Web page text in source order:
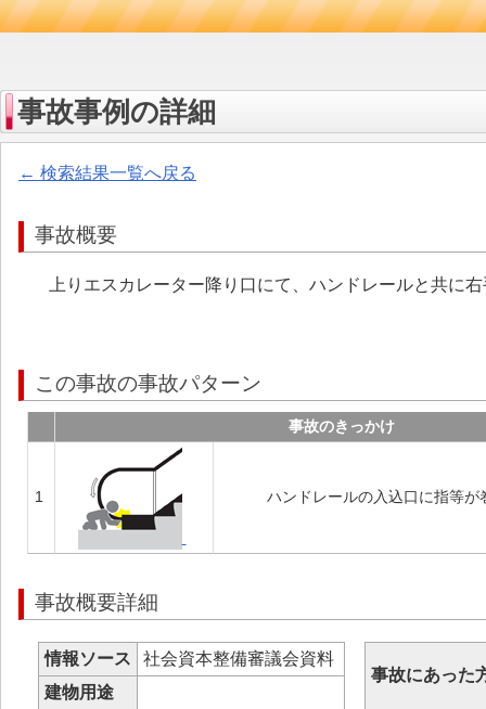
事故事例の詳細
← 検索結果一覧へ戻る
事故概要
上りエスカレーター降り口にて、ハンドレールと共に
この事故の事故パターン
事故のきっかけ
1 ハンドレールの入込口に指等
事故概要詳細
情報ソース
社会資本整備審議会資料
建物用途
事故にあった